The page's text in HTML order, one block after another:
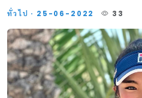
ทั่วไป · 25-06-2022 33